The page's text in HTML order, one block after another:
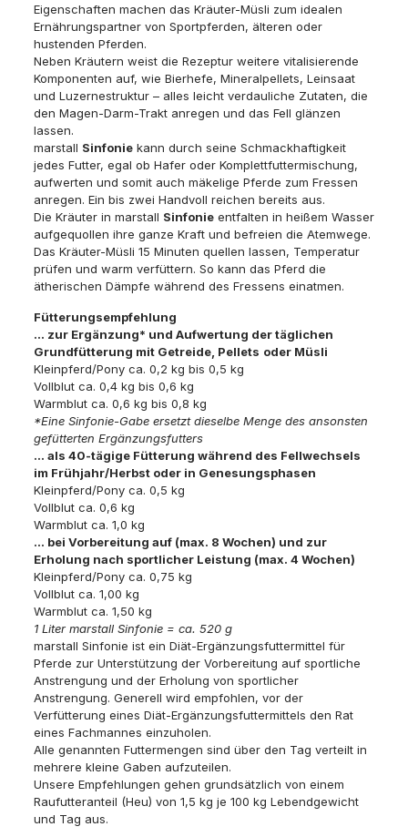
Eigenschaften machen das Kräuter-Müsli zum idealen
Ernährungspartner von Sportpferden, älteren oder
hustenden Pferden.
Neben Kräutern weist die Rezeptur weitere vitalisierende
Komponenten auf, wie Bierhefe, Mineralpellets, Leinsaat
und Luzernestruktur – alles leicht verdauliche Zutaten, die
den Magen-Darm-Trakt anregen und das Fell glänzen
lassen.
marstall Sinfoniekann durch seine Schmackhaftigkeit
jedes Futter, egal ob Hafer oder Komplettfuttermischung,
aufwerten und somit auch mäkelige Pferde zum Fressen
anregen. Ein bis zwei Handvoll reichen bereits aus.
Die Kräuter in marstall Sinfonieentfalten in heißem Wasser
aufgequollen ihre ganze Kraft und befreien die Atemwege.
Das Kräuter-Müsli 15 Minuten quellen lassen, Temperatur
prüfen und warm verfüttern. So kann das Pferd die
ätherischen Dämpfe während des Fressens einatmen.
Fütterungsempfehlung
… zur Ergänzung* und Aufwertung der täglichen
Grundfütterung mit Getreide, Pellets oder Müsli
Kleinpferd/Pony ca. 0,2 kg bis 0,5 kg
Vollblut ca. 0,4 kg bis 0,6 kg
Warmblut ca. 0,6 kg bis 0,8 kg
*Eine Sinfonie-Gabe ersetzt dieselbe Menge des ansonsten
gefütterten Ergänzungsfutters
… als 40-tägige Fütterung während des Fellwechsels
im Frühjahr/Herbst oder in Genesungsphasen
Kleinpferd/Pony ca. 0,5 kg
Vollblut ca. 0,6 kg
Warmblut ca. 1,0 kg
… bei Vorbereitung auf (max. 8 Wochen) und zur
Erholung nach sportlicher Leistung (max. 4 Wochen)
Kleinpferd/Pony ca. 0,75 kg
Vollblut ca. 1,00 kg
Warmblut ca. 1,50 kg
1 Liter marstall Sinfonie = ca. 520 g
marstall Sinfonie ist ein Diät-Ergänzungsfuttermittel für
Pferde zur Unterstützung der Vorbereitung auf sportliche
Anstrengung und der Erholung von sportlicher
Anstrengung. Generell wird empfohlen, vor der
Verfütterung eines Diät-Ergänzungsfuttermittels den Rat
eines Fachmannes einzuholen.
Alle genannten Futtermengen sind über den Tag verteilt in
mehrere kleine Gaben aufzuteilen.
Unsere Empfehlungen gehen grundsätzlich von einem
Raufutteranteil (Heu) von 1,5 kg je 100 kg Lebendgewicht
und Tag aus.